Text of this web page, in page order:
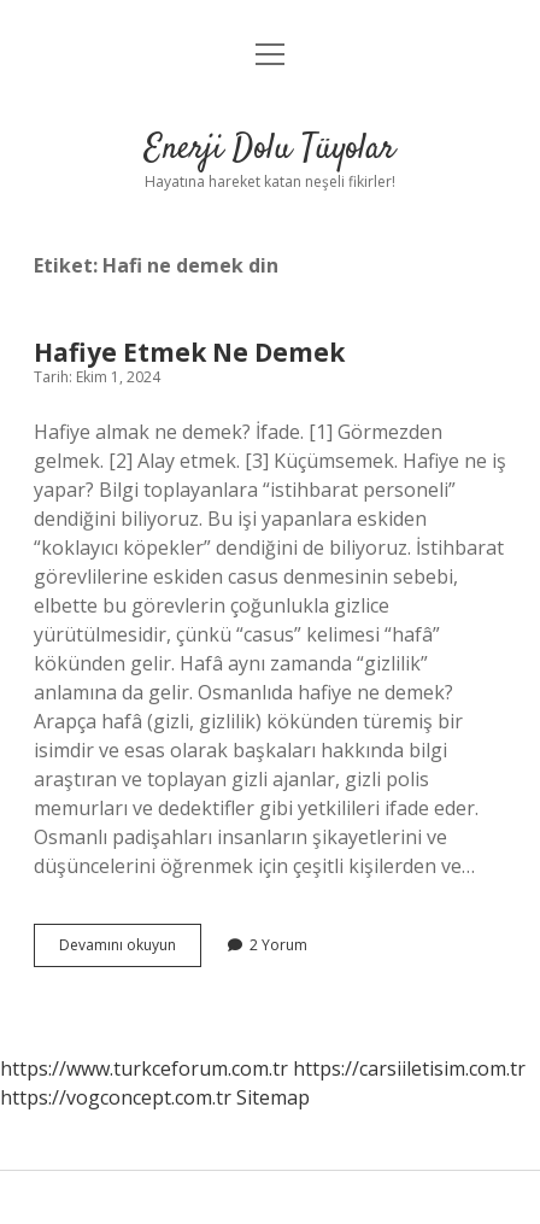
Anasayfa
Yasal Uyarı
menüyü
Enerji Dolu Tüyolar
Hayatına hareket katan neşeli fikirler!
Etiket: Hafi ne demek din
Hafiye Etmek Ne Demek
Tarih: Ekim 1, 2024
Hafiye almak ne demek? İfade. [1] Görmezden
gelmek. [2] Alay etmek. [3] Küçümsemek. Hafiye ne iş
yapar? Bilgi toplayanlara “istihbarat personeli”
dendiğini biliyoruz. Bu işi yapanlara eskiden
“koklayıcı köpekler” dendiğini de biliyoruz. İstihbarat
görevlilerine eskiden casus denmesinin sebebi,
elbette bu görevlerin çoğunlukla gizlice
yürütülmesidir, çünkü “casus” kelimesi “hafâ”
kökünden gelir. Hafâ aynı zamanda “gizlilik”
anlamına da gelir. Osmanlıda hafiye ne demek?
Arapça hafâ (gizli, gizlilik) kökünden türemiş bir
isimdir ve esas olarak başkaları hakkında bilgi
araştıran ve toplayan gizli ajanlar, gizli polis
memurları ve dedektifler gibi yetkilileri ifade eder.
Osmanlı padişahları insanların şikayetlerini ve
düşüncelerini öğrenmek için çeşitli kişilerden ve…
Devamını okuyun
Etmek
2 Yorum
https://www.turkceforum.com.tr https://carsiiletisim.com.tr
https://vogconcept.com.trSitemap